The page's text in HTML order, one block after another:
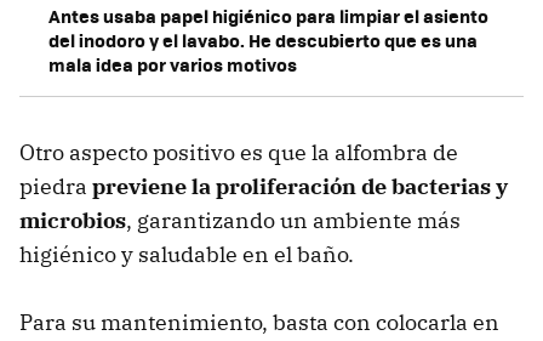
Antes usaba papel higiénico para limpiar el asiento
del inodoro y el lavabo. He descubierto que es una
mala idea por varios motivos
Otro aspecto positivo es que la alfombra de
piedra previene la proliferación de bacterias y
microbios, garantizando un ambiente más
higiénico y saludable en el baño.
Para su mantenimiento, basta con colocarla en